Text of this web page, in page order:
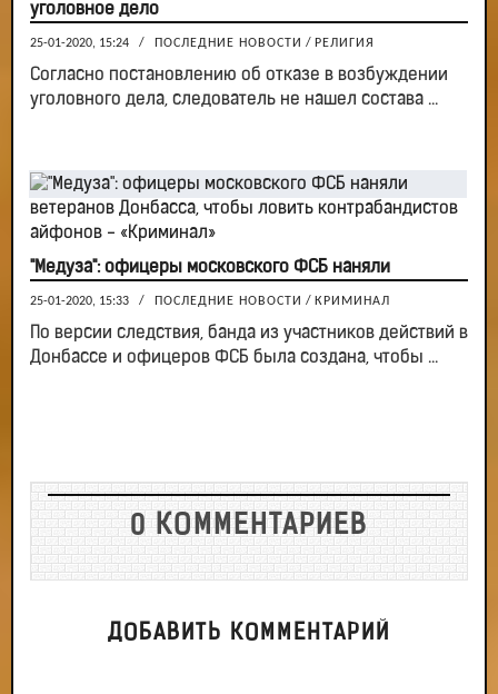
уголовное дело
25-01-2020, 15:24 / ПОСЛЕДНИЕ НОВОСТИ / РЕЛИГИЯ
Согласно постановлению об отказе в возбуждении
уголовного дела, следователь не нашел состава ...
"Медуза": офицеры московского ФСБ наняли
25-01-2020, 15:33 / ПОСЛЕДНИЕ НОВОСТИ / КРИМИНАЛ
По версии следствия, банда из участников действий в
Донбассе и офицеров ФСБ была создана, чтобы ...
0 КОММЕНТАРИЕВ
ДОБАВИТЬ КОММЕНТАРИЙ